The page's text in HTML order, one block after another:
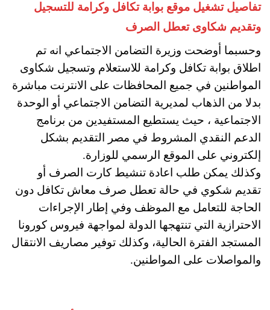
تفاصيل تشغيل موقع بوابة تكافل وكرامة للتسجيل
وتقديم شكاوى تعطل الصرف
وحسبما أوضحت وزيرة التضامن الاجتماعي انه تم
اطلاق بوابة تكافل وكرامة للاستعلام وتسجيل شكاوى
المواطنين في جميع المحافظات على الانترنت مباشرة
بدلا من الذهاب لمديرية التضامن الاجتماعي أو الوحدة
الاجتماعية ، حيث يستطيع المستفيدين من برنامج
الدعم النقدي المشروط في مصر التقديم بشكل
إلكتروني على الموقع الرسمي للوزارة.
وكذلك يمكن طلب اعادة تنشيط كارت الصرف أو
تقديم شكوي في حالة تعطل صرف معاش تكافل دون
الحاجة للتعامل مع الموظف وفي إطار الإجراءات
الاحترازية التي تنتهجها الدولة لمواجهة فيروس كورونا
المستجد الفترة الحالية، وكذلك توفير مصاريف الانتقال
والمواصلات على المواطنين.